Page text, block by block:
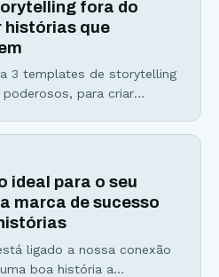
fora do
histórias que
3 templates de storytelling
para criar
para sempre.
de serem a melhor
ideal para o seu
marca de sucesso
ligado a nossa conexão
boa história a